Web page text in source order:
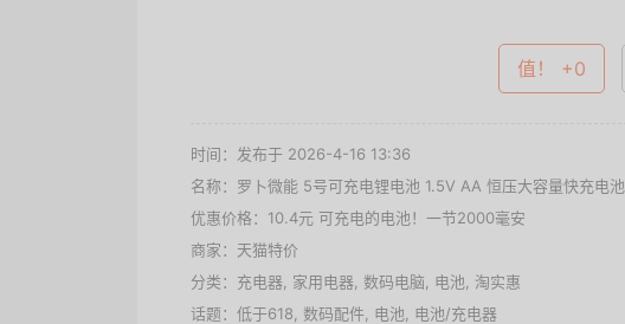
值！ +0
时间：发布于 2026-4-16 13:36
名称： 罗卜微能 5号可充电锂电池 1.5V AA 恒压大容量快充电池
优惠价格： 10.4元 可充电的电池！一节2000毫安
商家： 天猫特价
分类： 充电器 家用电器 数码电脑 电池
淘实惠
话题： 低于618 数码配件 电池 电池/充电器